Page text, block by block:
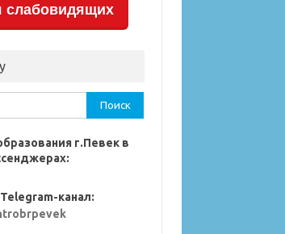
слабовидящих
г.Певек в
канал: